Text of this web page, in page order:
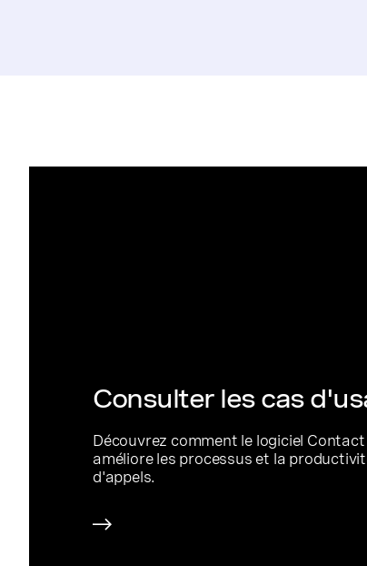
Consulter les cas
Découvrez comment le logiciel
améliore les processus et la
d'appels.